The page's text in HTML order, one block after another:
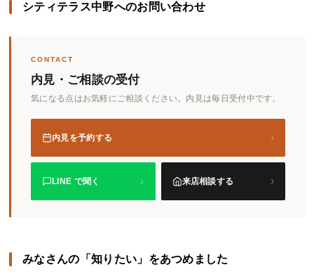
シティテラス中野へのお問い合わせ
CONTACT
内見・ご相談の受付
気になる点はお気軽にご相談ください。内見は毎日受付中です。
内見を予約する ›
LINE で聞く › 来店相談する ›
みなさんの「知りたい」をあつめました